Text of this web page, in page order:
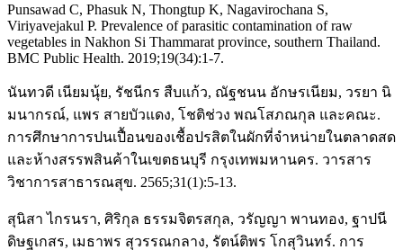
Punsawad C, Phasuk N, Thongtup K, Nagavirochana S,
Viriyavejakul P. Prevalence of parasitic contamination of raw
vegetables in Nakhon Si Thammarat province, southern Thailand.
BMC Public Health. 2019;19(34):1-7.
นันทวดี เนียมนุ้ย, รัชนีกร สืบแก้ว, ณัฐชนน อักษรเนียม, วรยา นิ
มนากรณ์, แพร สายบัวแดง, โชติช่วง พณโสภณกุล และคณะ.
การศึกษาการปนเปื้อนของเชื้อปรสิตในผักที่จำหน่ายในตลาดสด
และห้างสรรพสินค้าในเขตธนบุรี กรุงเทพมหานคร. วารสาร
วิชาการสาธารณสุข. 2565;31(1):5-13.
สุนิสา ไกรนรา, ศิริกุล ธรรมจิตรสกุล, วรัญญา พานทอง, ฐาปนี
ดิษฐเกสร, เมธาพร สุวรรณกลาง, รัตน์ติพร โกสุวินทร์. การ